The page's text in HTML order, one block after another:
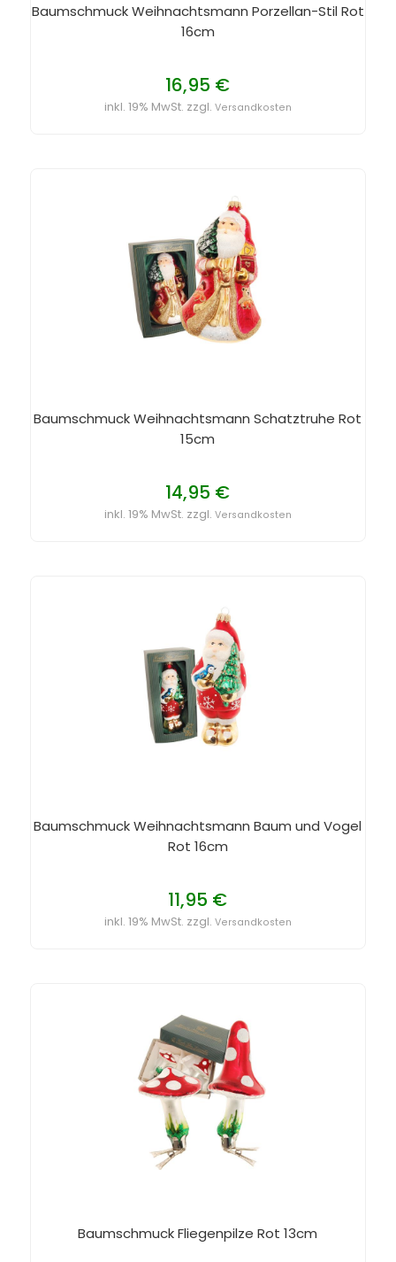
Baumschmuck Weihnachtsmann Porzellan-Stil Rot
16cm
16,95 €
inkl. 19% MwSt. zzgl. Versandkosten
Baumschmuck Weihnachtsmann Schatztruhe Rot
15cm
14,95 €
inkl. 19% MwSt. zzgl. Versandkosten
Baumschmuck Weihnachtsmann Baum und Vogel
Rot 16cm
11,95 €
inkl. 19% MwSt. zzgl. Versandkosten
Baumschmuck Fliegenpilze Rot 13cm